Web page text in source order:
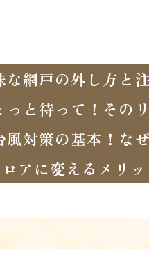
網戸の外し方と
っと待って！その
風対策の基本！な
アに変えるメリ